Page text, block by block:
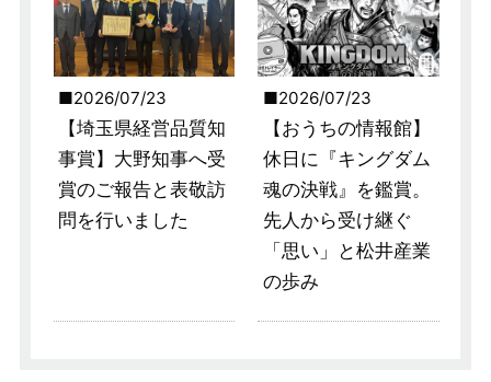
2026/07/23
【埼玉県経営品質知
事賞】大野知事へ受
賞のご報告と表敬訪
問を行いました
2026/07/23
【おうちの情報館】
休日に『キングダム
魂の決戦』を鑑賞。
先人から受け継ぐ
「思い」と松井産業
の歩み